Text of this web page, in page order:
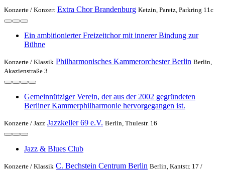
Konzerte / Konzert Extra Chor Brandenburg Ketzin, Paretz, Parkring 11c
Ein ambitionierter Freizeitchor mit innerer Bindung zur
Bühne
Konzerte / Klassik Philharmonisches Kammerorchester Berlin Berlin,
Akazienstraße 3
Gemeinnütziger Verein, der aus der 2002 gegründeten
Berliner Kammerphilharmonie hervorgegangen ist.
Konzerte / Jazz Jazzkeller 69 e.V. Berlin, Thulestr. 16
Jazz & Blues Club
Konzerte / Klassik C. Bechstein Centrum Berlin Berlin, Kantstr. 17 /